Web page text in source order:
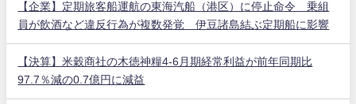
【企業】定期旅客船運航の東海汽船（港区）に停止命令 乗組
員が飲酒など違反行為が複数発覚 伊豆諸島結ぶ定期船に影響
【決算】米穀商社の木徳神糧4-6月期経常利益が前年同期比
97.7％減の0.7億円に減益